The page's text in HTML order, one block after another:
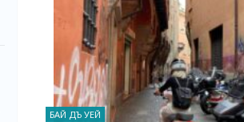
БАЙ ДЪ УЕЙ